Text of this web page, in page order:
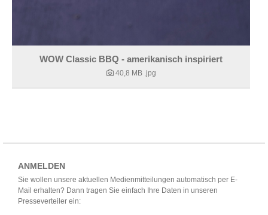
WOW Classic BBQ - amerikanisch inspiriert
40,8 MB .jpg
ANMELDEN
Sie wollen unsere aktuellen Medienmitteilungen automatisch per E-
Mail erhalten? Dann tragen Sie einfach Ihre Daten in unseren
Presseverteiler ein: